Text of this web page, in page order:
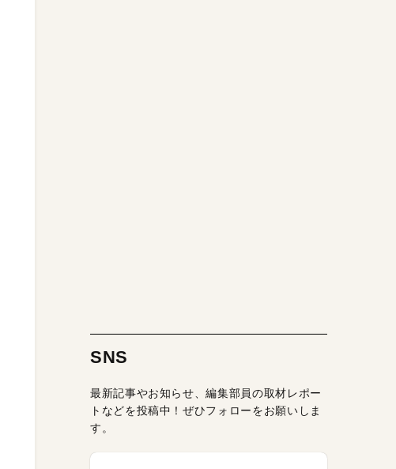
SNS
最新記事やお知らせ、編集部員の取材レポー
トなどを投稿中！ぜひフォローをお願いしま
す。